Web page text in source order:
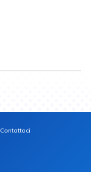
Contattaci